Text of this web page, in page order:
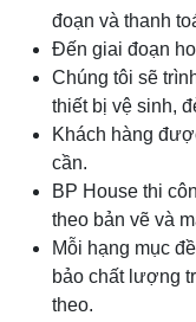
đoạn và thanh
Đến giai đoạn
Chúng tôi sẽ
thiết bị vệ sinh,
Khách hàng
cần.
BP House thi
theo bản vẽ và
Mỗi hạng mục
bảo chất lượng
theo.